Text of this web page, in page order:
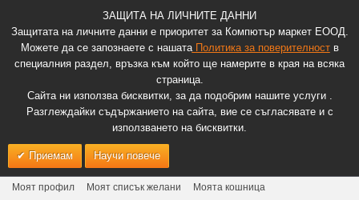
ЗАЩИТА НА ЛИЧНИТЕ ДАННИ
Защитата на личните данни е приоритет за Компютър маркет ЕООД.
Можете да се запознаете с нашатаПолитика за поверителноств
специалния раздел, връзка към който ще намерите в края на всяка
страница.
Сайта ни използва бисквитки, за да подобрим нашите услуги .
Разглеждайки съдържанието на сайта, вие се съгласявате и с
използването на бисквитки.
Приемам Научи повече
Моят профил Моят списък желани
Моята кошница